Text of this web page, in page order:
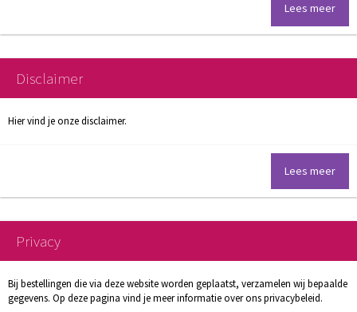
Lees meer
Disclaimer
Hier vind je onze disclaimer.
Lees meer
Privacy
Bij bestellingen die via deze website worden geplaatst, verzamelen wij bepaalde
gegevens. Op deze pagina vind je meer informatie over ons privacybeleid.